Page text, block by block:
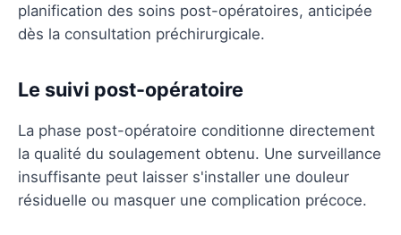
planification des soins post-opératoires, anticipée
dès la consultation préchirurgicale.
Le suivi post-opératoire
La phase post-opératoire conditionne directement
la qualité du soulagement obtenu. Une surveillance
insuffisante peut laisser s'installer une douleur
résiduelle ou masquer une complication précoce.